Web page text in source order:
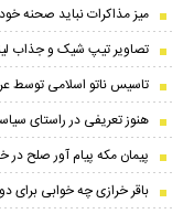
میز مذاکرات نباید صحنه
تصاویر تیپ شیک و جذاب
تاسیس ناتو اسلامی توسط
هنوز تعریفی در راستای
پیمان مکه پیام آور صلح در
باقر خرازی چه خوابی